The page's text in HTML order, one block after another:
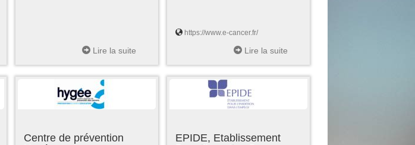
Lire la suite
https://www.e-cancer.fr/
Lire la suite
Centre de prévention
EPIDE, Etablissement